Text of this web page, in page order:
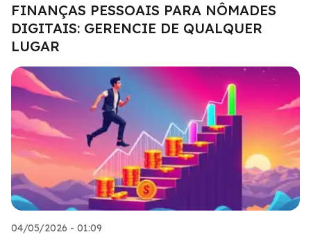
FINANÇAS PESSOAIS PARA NÔMADES
DIGITAIS: GERENCIE DE QUALQUER
LUGAR
04/05/2026 - 01:09